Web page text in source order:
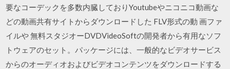
要なコーデックを多数内臓しておりYoutubeやニコニコ動画な
どの動画共有サイトからダウンロードした FLV形式の動 画ファ
イルや 無料スタジオーDVDVideoSoftの開発者から有用なソフ
トウェアのセット。パッケージには、一般的なビデオサービス
からのオーディオおよびビデオコンテンツをダウンロードする